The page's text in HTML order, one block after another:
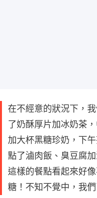
在不經意的狀況下，
了奶酥厚片加冰奶茶
加大杯黑糖珍奶，下
點了滷肉飯、臭豆腐
這樣的餐點看起來好
糖！不知不覺中，我